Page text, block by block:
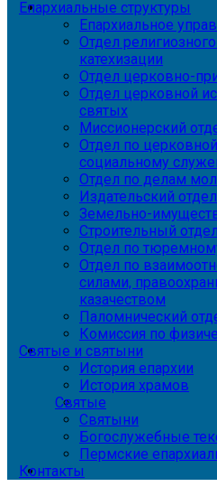
Епархиальные структуры
Епархиальное
Отдел
катехизации
Отдел церковно-
Отдел церковной
святых
Миссионерский
Отдел по
социальному
Отдел по делам
Издательский отдел
Земельно-
Строительный отдел
Отдел по
Отдел по
силами,
казачеством
Паломнический
Комиссия по
Святые и святыни
История епархии
История храмов
Святые
Святыни
Богослужебные
Пермские
Контакты